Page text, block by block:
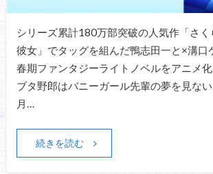
シリーズ累計180万部突破の人気作「さ
彼女」でタッグを組んだ鴨志田一と×溝口
春期ファンタジーライトノベルをアニメ
ブタ野郎はバニーガール先輩の夢を見な
月…
続きを読む